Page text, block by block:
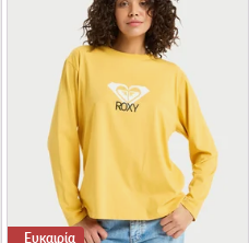
Ευκαιρία